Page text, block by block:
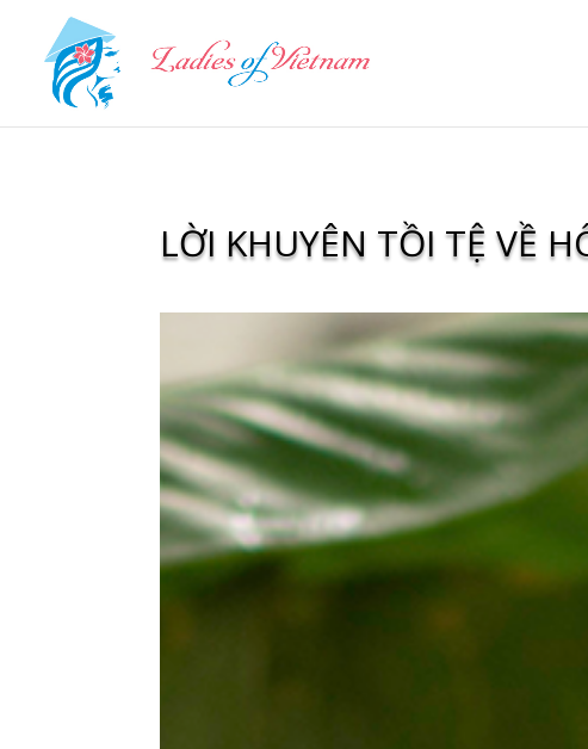
LỜI KHUYÊN TỒI TỆ VỀ